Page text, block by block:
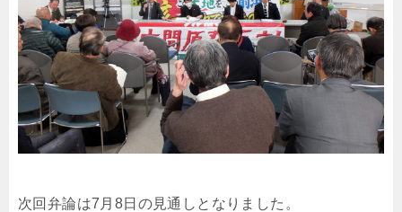
次回弁論は7月8日の見通しとなりました。